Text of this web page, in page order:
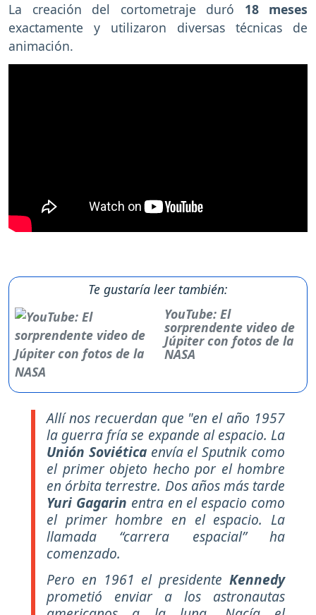
La creación del cortometraje duró 18 meses
exactamente y utilizaron diversas técnicas de
animación.
Te gustaría leer también:
YouTube: El
sorprendente video de
Júpiter con fotos de la
NASA
Allí nos recuerdan que "en el año 1957
la guerra fría se expande al espacio. La
Unión Soviéticaenvía el Sputnik como
el primer objeto hecho por el hombre
en órbita terrestre. Dos años más tarde
Yuri Gagarin entra en el espacio como
el primer hombre en el espacio. La
llamada “carrera espacial” ha
comenzado.
Pero en 1961 el presidente Kennedy
prometió enviar a los astronautas